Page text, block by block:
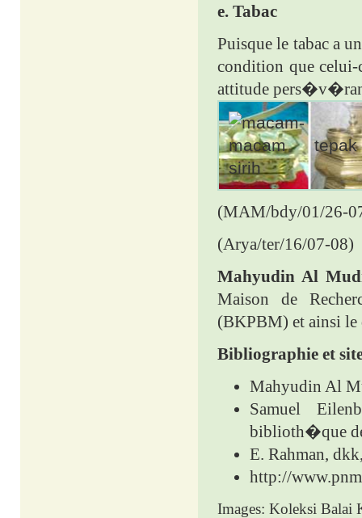
e. Tabac
Puisque le tabac a
condition que
attitude
(MAM/bdy/01/26-
(Arya/ter/16/07-08)
Mahyudin Al
Maison de
(BKPBM) et ainsi
Bibliographie et
Mahyudin Al
Samuel
biblioth�que
E. Rahman,
http://
Images: Koleksi Balai